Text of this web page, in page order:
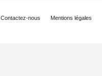
Contactez-nous Mentions légales